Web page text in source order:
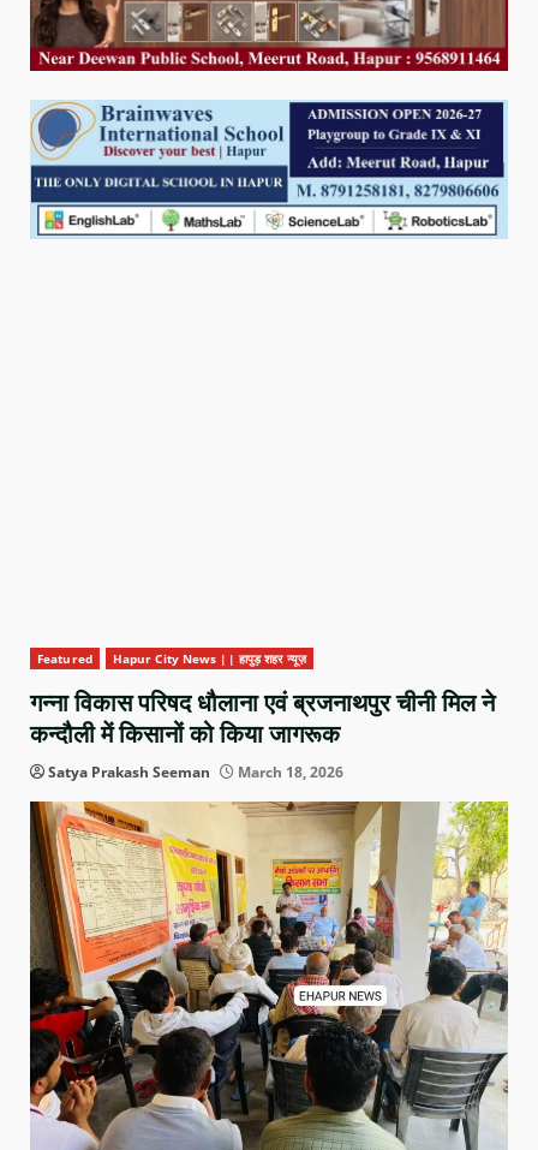
Featured Hapur City News || हापुड़ शहर न्यूज़
गन्ना विकास परिषद धौलाना एवं ब्रजनाथपुर चीनी मिल ने
कन्दौली में किसानों को किया जागरूक
Satya Prakash Seeman March 18, 2026